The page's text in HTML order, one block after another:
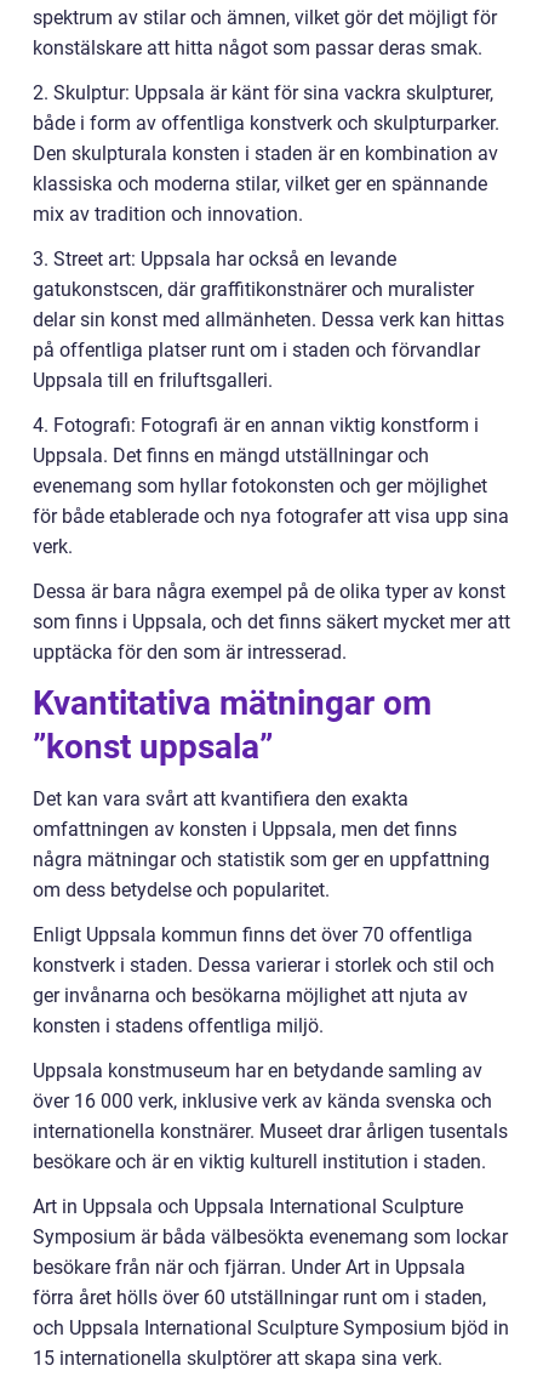
spektrum av stilar och ämnen, vilket gör det möjligt för
konstälskare att hitta något som passar deras smak.
2. Skulptur: Uppsala är känt för sina vackra skulpturer,
både i form av offentliga konstverk och skulpturparker.
Den skulpturala konsten i staden är en kombination av
klassiska och moderna stilar, vilket ger en spännande
mix av tradition och innovation.
3. Street art: Uppsala har också en levande
gatukonstscen, där graffitikonstnärer och muralister
delar sin konst med allmänheten. Dessa verk kan hittas
på offentliga platser runt om i staden och förvandlar
Uppsala till en friluftsgalleri.
4. Fotografi: Fotografi är en annan viktig konstform i
Uppsala. Det finns en mängd utställningar och
evenemang som hyllar fotokonsten och ger möjlighet
för både etablerade och nya fotografer att visa upp sina
verk.
Dessa är bara några exempel på de olika typer av konst
som finns i Uppsala, och det finns säkert mycket mer att
upptäcka för den som är intresserad.
Kvantitativa mätningar om
”konst uppsala”
Det kan vara svårt att kvantifiera den exakta
omfattningen av konsten i Uppsala, men det finns
några mätningar och statistik som ger en uppfattning
om dess betydelse och popularitet.
Enligt Uppsala kommun finns det över 70 offentliga
konstverk i staden. Dessa varierar i storlek och stil och
ger invånarna och besökarna möjlighet att njuta av
konsten i stadens offentliga miljö.
Uppsala konstmuseum har en betydande samling av
över 16 000 verk, inklusive verk av kända svenska och
internationella konstnärer. Museet drar årligen tusentals
besökare och är en viktig kulturell institution i staden.
Art in Uppsala och Uppsala International Sculpture
Symposium är båda välbesökta evenemang som lockar
besökare från när och fjärran. Under Art in Uppsala
förra året hölls över 60 utställningar runt om i staden,
och Uppsala International Sculpture Symposium bjöd in
15 internationella skulptörer att skapa sina verk.